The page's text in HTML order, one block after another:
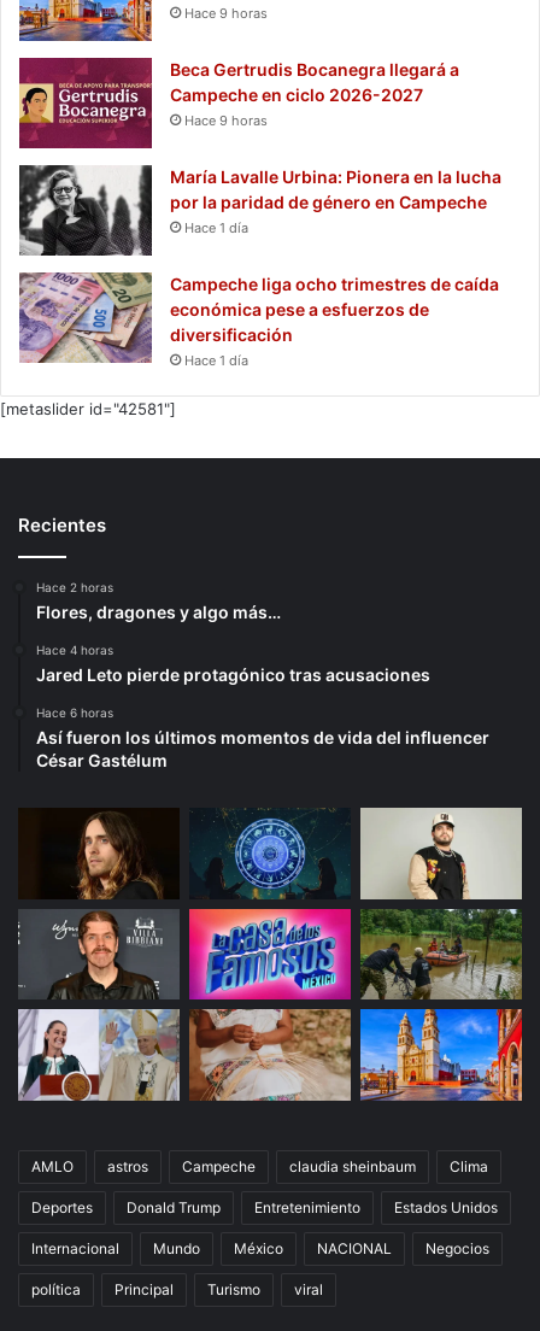
Hace 9 horas
Beca Gertrudis Bocanegra llegará a
Campeche en ciclo 2026-2027
Hace 9 horas
María Lavalle Urbina: Pionera en la lucha
por la paridad de género en Campeche
Hace 1 día
Campeche liga ocho trimestres de caída
económica pese a esfuerzos de
diversificación
Hace 1 día
[metaslider id="42581"]
Recientes
Hace 2 horas
Flores, dragones y algo más…
Hace 4 horas
Jared Leto pierde protagónico tras acusaciones
Hace 6 horas
Así fueron los últimos momentos de vida del influencer
César Gastélum
AMLO astros Campeche claudia sheinbaum Clima
Deportes Donald Trump Entretenimiento Estados Unidos
Internacional Mundo México NACIONAL Negocios
política Principal Turismo viral